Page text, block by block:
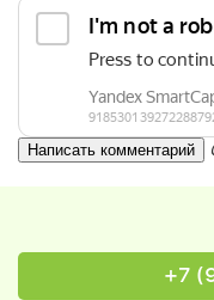
+7